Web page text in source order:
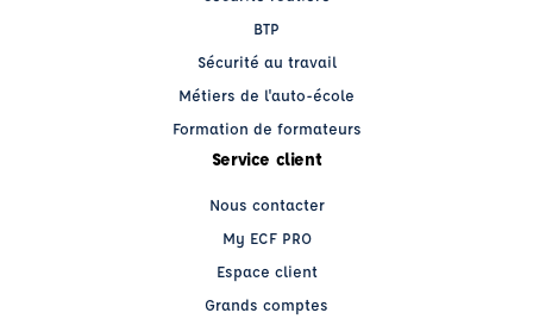
BTP
Sécurité au travail
Métiers de l'auto-école
Formation de formateurs
Service client
Nous contacter
My ECF PRO
Espace client
Grands comptes